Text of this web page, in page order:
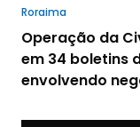
Roraima
Operação da
em 34 boletins
envolvendo